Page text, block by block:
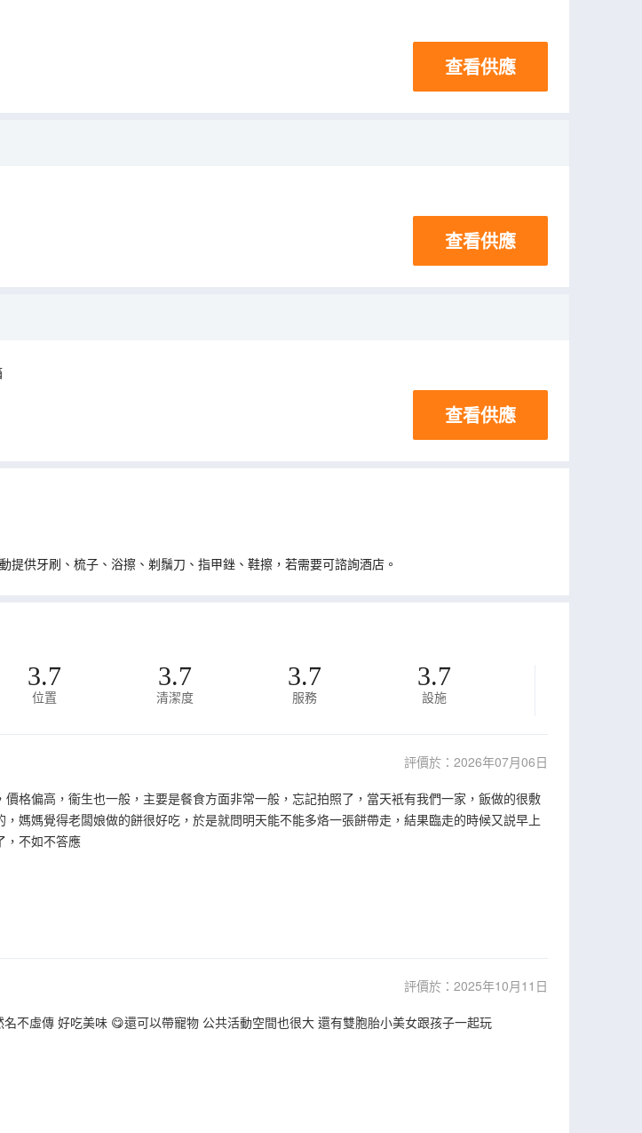
查看供應
查看供應
查看供應
提供牙刷、梳子、浴擦、剃鬚刀、指甲銼、鞋擦，若需要可諮詢酒店。
3.7
位置
3.7
清潔度
3.7
服務
3.7
設施
評價於：2026年07月06日
格偏高，衞生也一般，主要是餐食方面非常一般，忘記拍照了，當天衹有我們一家，飯做的很敷
媽媽覺得老闆娘做的餅很好吃，於是就問明天能不能多烙一張餅帶走，結果臨走的時候又説早上
，不如不答應
評價於：2025年10月11日
不虛傳 好吃美味 😋還可以帶寵物 公共活動空間也很大 還有雙胞胎小美女跟孩子一起玩